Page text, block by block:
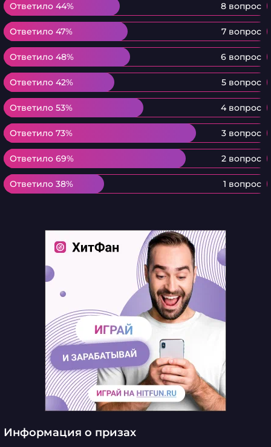
Ответило 44% 8 вопрос
Ответило 44%
Ответило 47% 7 вопрос
Ответило 47%
Ответило 48% 6 вопрос
Ответило 48%
Ответило 42% 5 вопрос
Ответило 42%
Ответило 53% 4 вопрос
Ответило 53%
Ответило 73% 3 вопрос
Ответило 73%
Ответило 69% 2 вопрос
Ответило 69%
Ответило 38% 1 вопрос
Ответило 38%
Информация о призах